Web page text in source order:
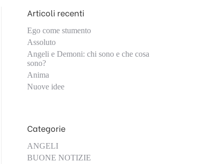
Articoli recenti
Ego come stumento
Assoluto
Angeli e Demoni: chi sono e che cosa
sono?
Anima
Nuove idee
Categorie
ANGELI
BUONE NOTIZIE